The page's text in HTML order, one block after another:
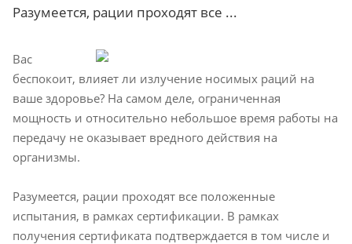
Разумеется, рации проходят все ...
Вас
беспокоит, влияет ли излучение носимых раций на
ваше здоровье? На самом деле, ограниченная
мощность и относительно небольшое время работы на
передачу не оказывает вредного действия на
организмы.
Разумеется, рации проходят все положенные
испытания, в рамках сертификации. В рамках
получения сертификата подтверждается в том числе и